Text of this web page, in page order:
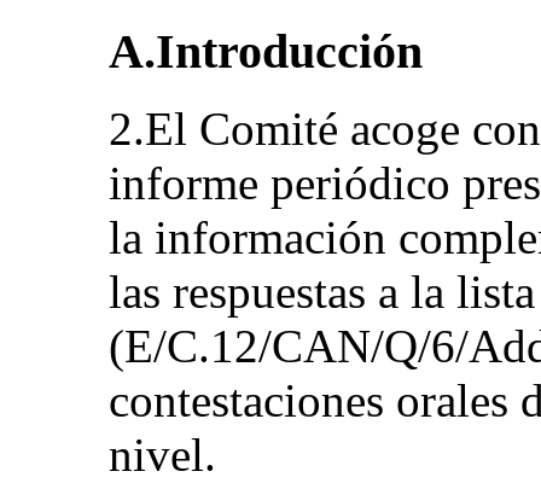
A.Introducción
2.El Comité acoge
informe periódico
la información
las respuestas a la
(E/C.12/CAN/Q/6/
contestaciones orales
nivel.